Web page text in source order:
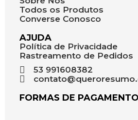
Todos os Produtos
Converse Conosco
AJUDA
Política de Privacidade
Rastreamento de Pedidos
53 991608382
FORMAS DE PAGAMENTO